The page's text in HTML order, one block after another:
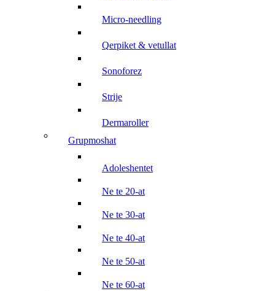
micro-needling
qerpiket & vetullat
sonoforez
strije
dermaroller
grupmoshat
adoleshentet
ne te 20-at
ne te 30-at
ne te 40-at
ne te 50-at
ne te 60-at